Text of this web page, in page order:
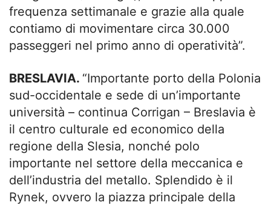
frequenza settimanale e grazie alla quale
contiamo di movimentare circa 30.000
passeggeri nel primo anno di operatività”.
BRESLAVIA. “Importante porto della Polonia
sud-occidentale e sede di un’importante
università – continua Corrigan – Breslavia è
il centro culturale ed economico della
regione della Slesia, nonché polo
importante nel settore della meccanica e
dell’industria del metallo. Splendido è il
Rynek, ovvero la piazza principale della